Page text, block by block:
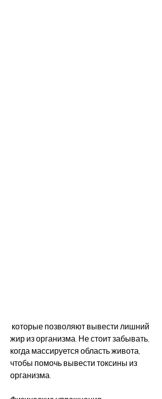
жир из организма. Не стоит забывать,
когда массируется область живота,
чтобы помочь вывести токсины из
организма.